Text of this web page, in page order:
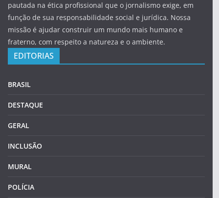
pautada na ética profissional que o jornalismo exige, em
função de sua responsabilidade social e jurídica. Nossa
missão é ajudar construir um mundo mais humano e
fraterno, com respeito a natureza e o ambiente.
EDITORIAS
BRASIL
DESTAQUE
GERAL
INCLUSÃO
MURAL
POLÍCIA